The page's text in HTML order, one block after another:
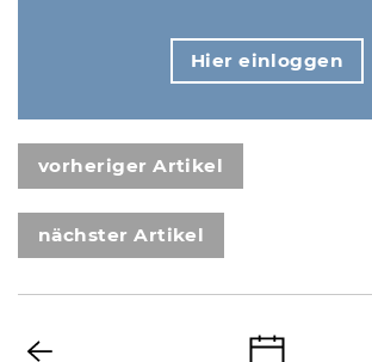
Hier einloggen
vorheriger Artikel
nächster Artikel